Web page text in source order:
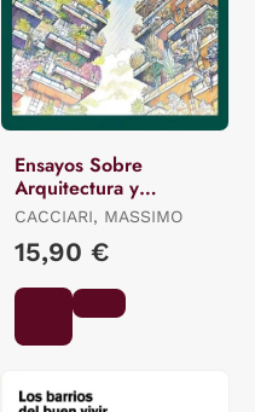
Ensayos Sobre
Arquitectura y
Filosofía
CACCIARI, MASSIMO
15,90 €